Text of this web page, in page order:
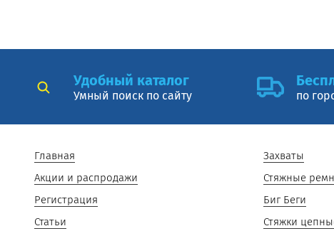
Удобный каталог
Умный поиск по сайту по
Главная
Акции и распродажи
Регистрация
Статьи
Захваты
Стяжные
Биг Беги
Стяжки